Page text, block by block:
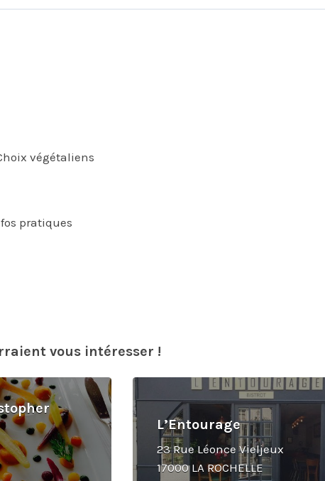
végétaliens
pratiques
vous intéresser !
L’Entourage
23 Rue Léonce Vieljeux
17000 LA ROCHELLE